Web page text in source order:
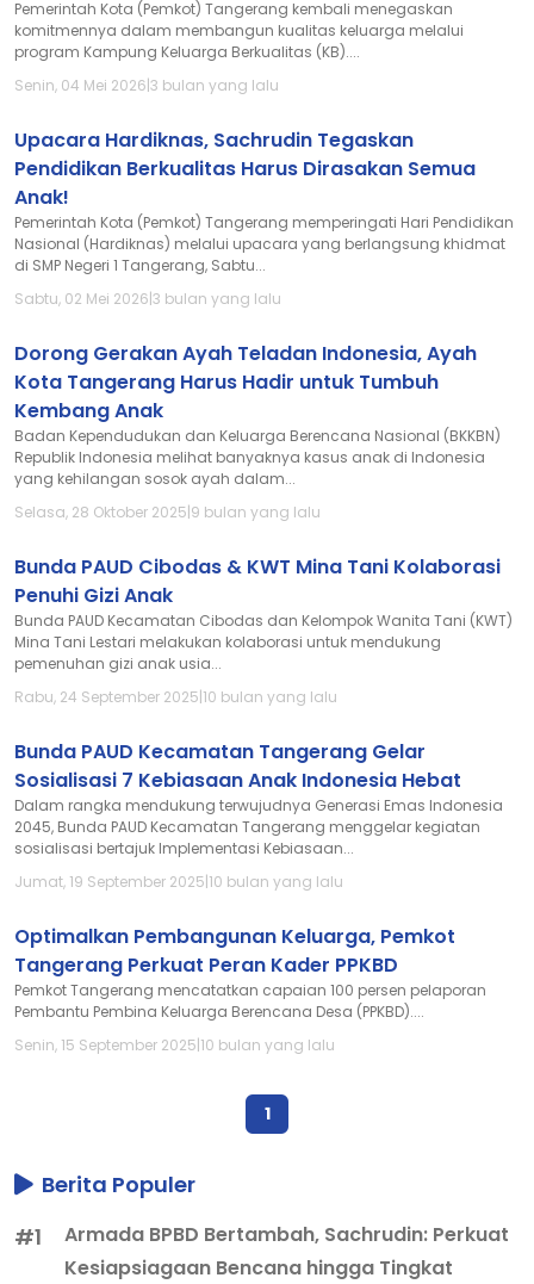
Pemerintah Kota (Pemkot) Tangerang kembali menegaskan
komitmennya dalam membangun kualitas keluarga melalui
program Kampung Keluarga Berkualitas (KB)....
Senin, 04 Mei 2026|3 bulan yang lalu
Upacara Hardiknas, Sachrudin Tegaskan
Pendidikan Berkualitas Harus Dirasakan Semua
Anak!
Pemerintah Kota (Pemkot) Tangerang memperingati Hari Pendidikan
Nasional (Hardiknas) melalui upacara yang berlangsung khidmat
di SMP Negeri 1 Tangerang, Sabtu...
Sabtu, 02 Mei 2026|3 bulan yang lalu
Dorong Gerakan Ayah Teladan Indonesia, Ayah
Kota Tangerang Harus Hadir untuk Tumbuh
Kembang Anak
Badan Kependudukan dan Keluarga Berencana Nasional (BKKBN)
Republik Indonesia melihat banyaknya kasus anak di Indonesia
yang kehilangan sosok ayah dalam...
Selasa, 28 Oktober 2025|9 bulan yang lalu
Bunda PAUD Cibodas & KWT Mina Tani Kolaborasi
Penuhi Gizi Anak
Bunda PAUD Kecamatan Cibodas dan Kelompok Wanita Tani (KWT)
Mina Tani Lestari melakukan kolaborasi untuk mendukung
pemenuhan gizi anak usia...
Rabu, 24 September 2025|10 bulan yang lalu
Bunda PAUD Kecamatan Tangerang Gelar
Sosialisasi 7 Kebiasaan Anak Indonesia Hebat
Dalam rangka mendukung terwujudnya Generasi Emas Indonesia
2045, Bunda PAUD Kecamatan Tangerang menggelar kegiatan
sosialisasi bertajuk Implementasi Kebiasaan...
Jumat, 19 September 2025|10 bulan yang lalu
Optimalkan Pembangunan Keluarga, Pemkot
Tangerang Perkuat Peran Kader PPKBD
Pemkot Tangerang mencatatkan capaian 100 persen pelaporan
Pembantu Pembina Keluarga Berencana Desa (PPKBD)....
Senin, 15 September 2025|10 bulan yang lalu
1
Berita Populer
#1
Armada BPBD Bertambah, Sachrudin: Perkuat
Kesiapsiagaan Bencana hingga Tingkat